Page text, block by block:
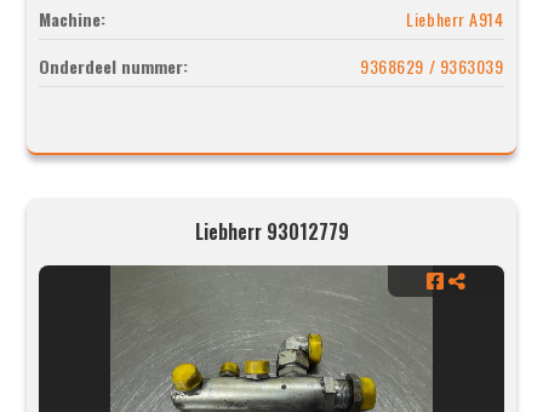
Machine:
Liebherr A914
Onderdeel nummer:
9368629 / 9363039
Liebherr 93012779